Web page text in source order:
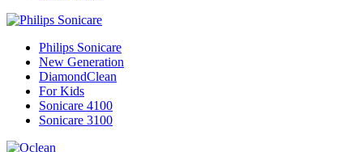
Philips Sonicare
New Generation
DiamondClean
For Kids
Sonicare 4100
Sonicare 3100